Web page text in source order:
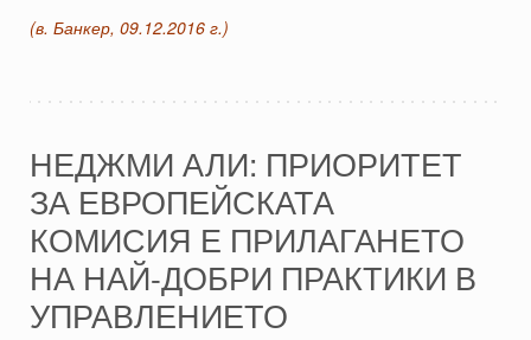
(в. Банкер, 09.12.2016 г.)
НЕДЖМИ АЛИ: ПРИОРИТЕТ
ЗА ЕВРОПЕЙСКАТА
КОМИСИЯ Е ПРИЛАГАНЕТО
НА НАЙ-ДОБРИ ПРАКТИКИ В
УПРАВЛЕНИЕТО